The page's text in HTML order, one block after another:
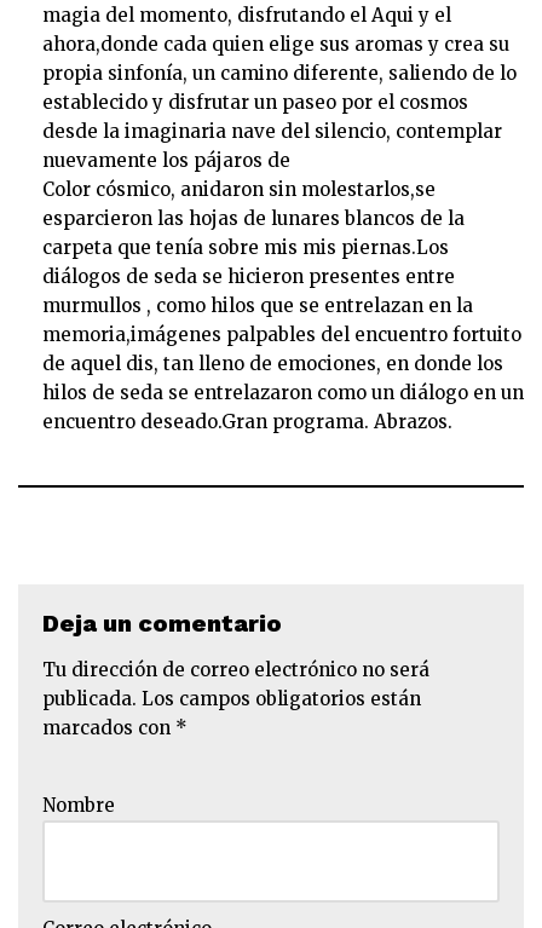
magia del momento, disfrutando el Aqui y el
ahora,donde cada quien elige sus aromas y crea su
propia sinfonía, un camino diferente, saliendo de lo
establecido y disfrutar un paseo por el cosmos
desde la imaginaria nave del silencio, contemplar
nuevamente los pájaros de
Color cósmico, anidaron sin molestarlos,se
esparcieron las hojas de lunares blancos de la
carpeta que tenía sobre mis mis piernas.Los
diálogos de seda se hicieron presentes entre
murmullos , como hilos que se entrelazan en la
memoria,imágenes palpables del encuentro fortuito
de aquel dis, tan lleno de emociones, en donde los
hilos de seda se entrelazaron como un diálogo en un
encuentro deseado.Gran programa. Abrazos.
Deja un comentario
Tu dirección de correo electrónico no será
publicada. Los campos obligatorios están
marcados con *
Nombre